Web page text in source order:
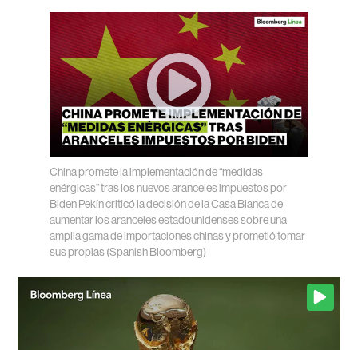
China promete la implementación de “medidas
enérgicas” tras los nuevos aranceles impuestos por
BidenPekín criticó la decisión de la Casa Blanca de
aumentar los aranceles estadounidenses sobre una
amplia gama de importaciones chinas y prometió tomar
sus propias(Spanish Bloomberg)